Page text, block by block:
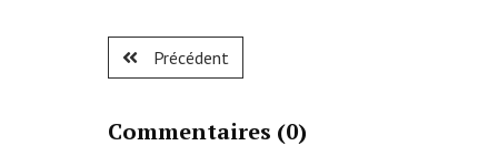
Précédent
Commentaires (0)